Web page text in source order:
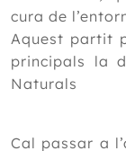
cura de
Aquest partit
principals la
Naturals
Cal passar a